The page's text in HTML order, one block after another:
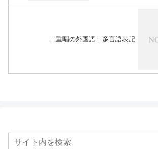
二重唱の外国語｜多言語表記